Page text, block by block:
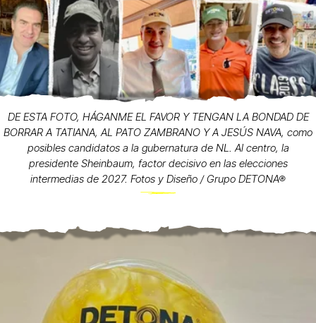
DE ESTA FOTO, HÁGANME EL FAVOR Y TENGAN LA BONDAD DE
BORRAR A TATIANA, AL PATO ZAMBRANO Y A JESÚS NAVA, como
posibles candidatos a la gubernatura de NL. Al centro, la
presidente Sheinbaum, factor decisivo en las elecciones
intermedias de 2027. Fotos y Diseño / Grupo DETONA®